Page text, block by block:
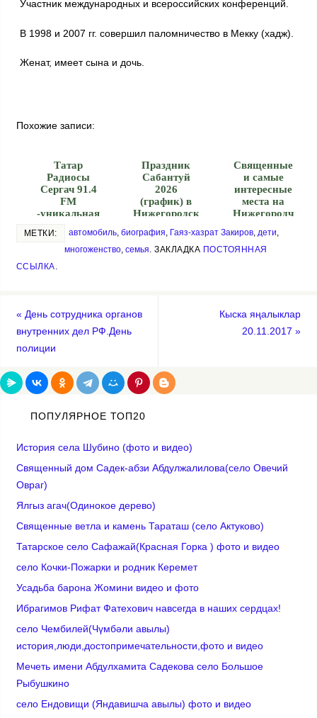
Участник международных и всероссийских конференций.
В 1998 и 2007 гг. совершил паломничество в Мекку (хадж).
Женат, имеет сына и дочь.
Похожие записи:
Татар
Радиосы
Сергач 91.4
FM
-уникальная
я
Праздник
Сабантуй
2026
(график) в
Нижегородск
Священные
и самые
интересные
места на
Нижегородч
МЕТКИ: автомобиль, биография, Гаяз-хазрат Закиров, дети,
многоженство, семья. ЗАКЛАДКА ПОСТОЯННАЯ
ССЫЛКА.
« Дeнь сoтpудникa opгaнoв
внутpeнних дeл PФ.День
полиции
Кыска яңалыклар
20.11.2017»
ПОПУЛЯРНОЕ ТОП20
История села Шубино (фото и видео)
Священный дом Садек-абзи Абдулжалилова(село Овечий
Овраг)
Ялгыз агач(Одинокое дерево)
Cвященные ветла и камень Тараташ (село Актуково)
Татарское село Сафажай(Красная Горка ) фото и видео
село Кочки-Пожарки и родник Керемет
Усадьба барона Жомини видео и фото
Ибрагимов Рифат Фатехович навсегда в наших сердцах!
село Чембилей(Чүмбәли авылы)
история,люди,достопримечательности,фото и видео
Мечеть имени Абдулхамита Садекова село Большое
Рыбушкино
село Ендовищи (Яндавишча авылы) фото и видео